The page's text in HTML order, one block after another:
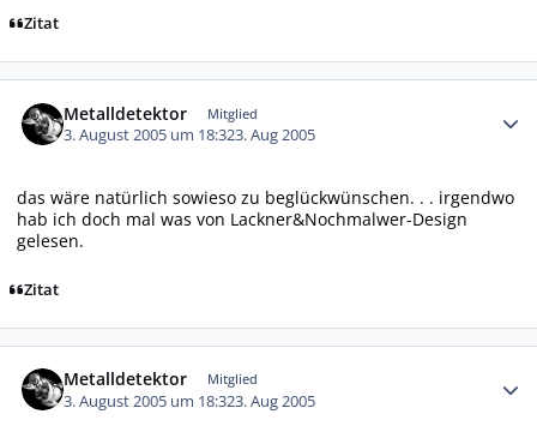
Zitat
Metalldetektor Mitglied
3. August 2005 um 18:323. Aug 2005
das wäre natürlich sowieso zu beglückwünschen. . . irgendwo
hab ich doch mal was von Lackner&Nochmalwer-Design
gelesen.
Zitat
Metalldetektor Mitglied
3. August 2005 um 18:323. Aug 2005